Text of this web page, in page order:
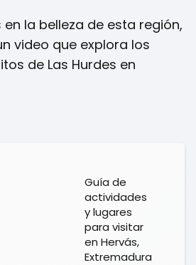
la belleza de esta región,
video que explora los
de Las Hurdes en
Guía de
actividades
y lugares
para visitar
en Hervás,
Extremadura